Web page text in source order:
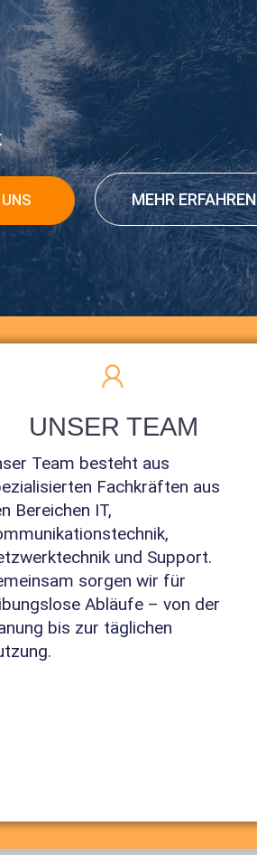
MEHR ERFAHREN
UNSER TEAM
Team besteht aus
Fachkräften aus
Bereichen IT,
und Support.
sorgen wir für
Abläufe – von der
bis zur täglichen